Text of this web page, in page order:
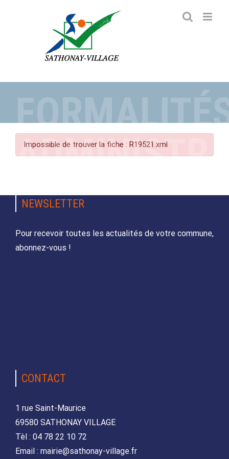
Impossible de trouver la fiche : R19521.xml
NEWSLETTER
Pour recevoir toutes les actualités de votre commune,
abonnez-vous !
CONTACT
1 rue Saint-Maurice
69580 SATHONAY VILLAGE
Tèl : 04 78 22 10 72
Email : mairie@sathonay-village.fr